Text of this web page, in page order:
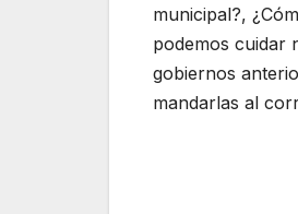
municipal?,
podemos cuidar
gobiernos
mandarlas al